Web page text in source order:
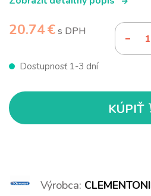
20.74 €s DPH
Dostupnosť 1-3 dní
KÚPIŤ
Výrobca: CLEMENTONI